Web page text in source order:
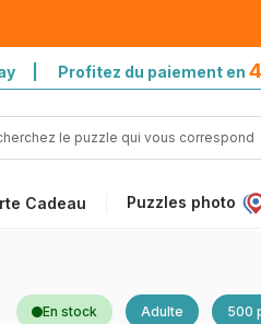
| Profitez du paiement en
Cadeau Puzzles photo
En stock Adulte 500